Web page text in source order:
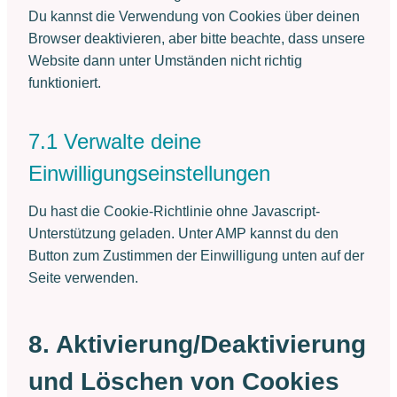
Du kannst die Verwendung von Cookies über deinen
Browser deaktivieren, aber bitte beachte, dass unsere
Website dann unter Umständen nicht richtig
funktioniert.
7.1 Verwalte deine
Einwilligungseinstellungen
Du hast die Cookie-Richtlinie ohne Javascript-
Unterstützung geladen. Unter AMP kannst du den
Button zum Zustimmen der Einwilligung unten auf der
Seite verwenden.
8. Aktivierung/Deaktivierung
und Löschen von Cookies